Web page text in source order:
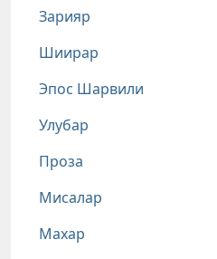
Зарияр
Шиирар
Эпос Шарвили
Улубар
Проза
Мисалар
Махар